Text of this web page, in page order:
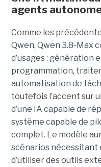
agents
Comme les
Qwen, Qwen 3.8-Max
d’usages : génération
programmation,
automatisation de
toutefois l’accent sur
d’une IA capable de
système capable de
complet. Le modèle
scénarios nécessitant
d’utiliser des outils